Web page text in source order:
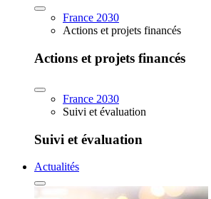
France 2030
Actions et projets financés
Actions et projets financés
France 2030
Suivi et évaluation
Suivi et évaluation
Actualités